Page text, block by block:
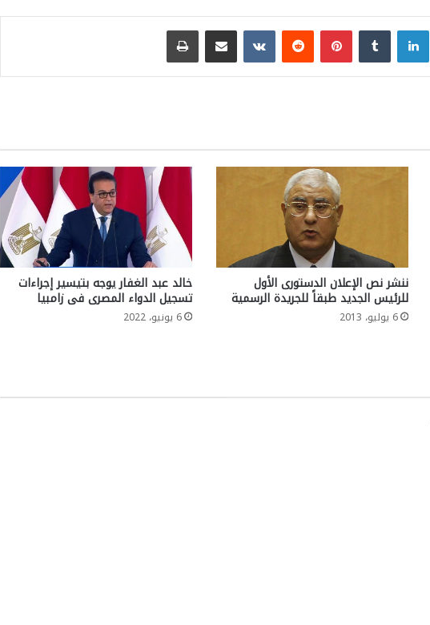
لينكدإن بينتيريست مشاركة عبر البريد طباعة
ننشر نص الإعلان الدستورى الأول
للرئيس الجديد طبقاً للجريدة الرسمية
6 يوليو، 2013
خالد عبد الغفار يوجه بتيسير إجراءات
تسجيل الدواء المصرى فى زامبيا
6 يونيو، 2022